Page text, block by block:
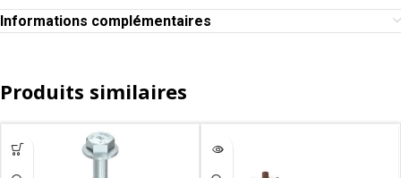
Informations complémentaires
Produits similaires